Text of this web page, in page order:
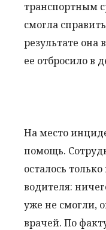
транспортным
смогла
результате она
ее отбросило в
На место
помощь.
осталось
водителя:
уже не смогли,
врачей. По